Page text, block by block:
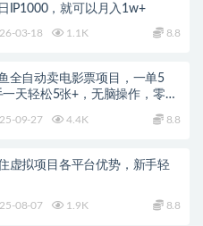
IP1000，就可以月入1w+
03-18 1.1K 8.8
全自动卖电影票项目，一单5
天轻松5张+，无脑操作，零投
09-27 4.4K 8.8
虚拟项目各平台优势，新手轻
08-07 1.9K 8.8